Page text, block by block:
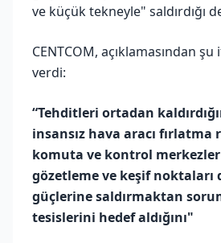
ve küçük tekneyle" saldırdığı
CENTCOM, açıklamasından
verdi:
“Tehditleri ortadan
insansız hava aracı fırlatma
komuta ve kontrol
gözetleme ve keşif noktaları
güçlerine saldırmaktan
tesislerini hedef aldığını"